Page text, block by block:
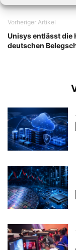
Vorheriger Artikel
Unisys entlässt die
deutschen